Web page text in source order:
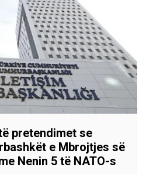
pretendimet se
e Mbrojtjes së
Nenin 5 të NATO-s